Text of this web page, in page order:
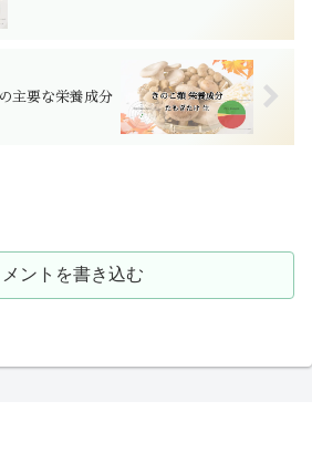
主要な栄養成分
メントを書き込む